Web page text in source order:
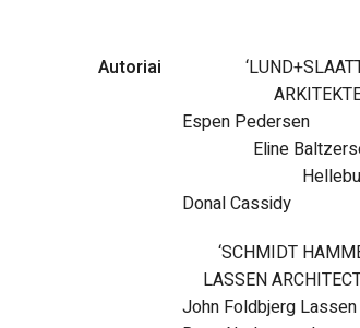
Autoriai
Espen Pedersen
Eline
Donal Cassidy
‘SCHMIDT
LASSEN
John Foldbjerg Lassen